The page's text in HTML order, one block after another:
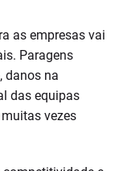
as empresas vai
Paragens
danos na
das equipas
vezes